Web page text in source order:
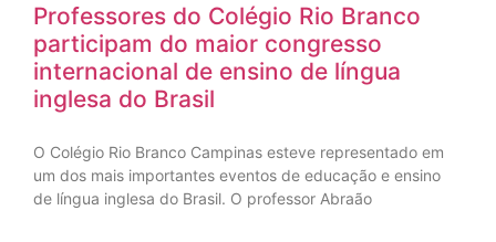
Professores do Colégio Rio Branco
participam do maior congresso
internacional de ensino de língua
inglesa do Brasil
O Colégio Rio Branco Campinas esteve representado em
um dos mais importantes eventos de educação e ensino
de língua inglesa do Brasil. O professor Abraão